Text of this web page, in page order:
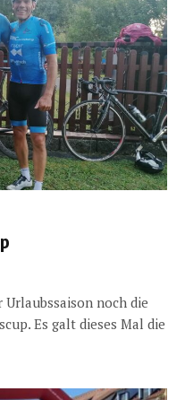
noch die
Es galt dieses Mal die